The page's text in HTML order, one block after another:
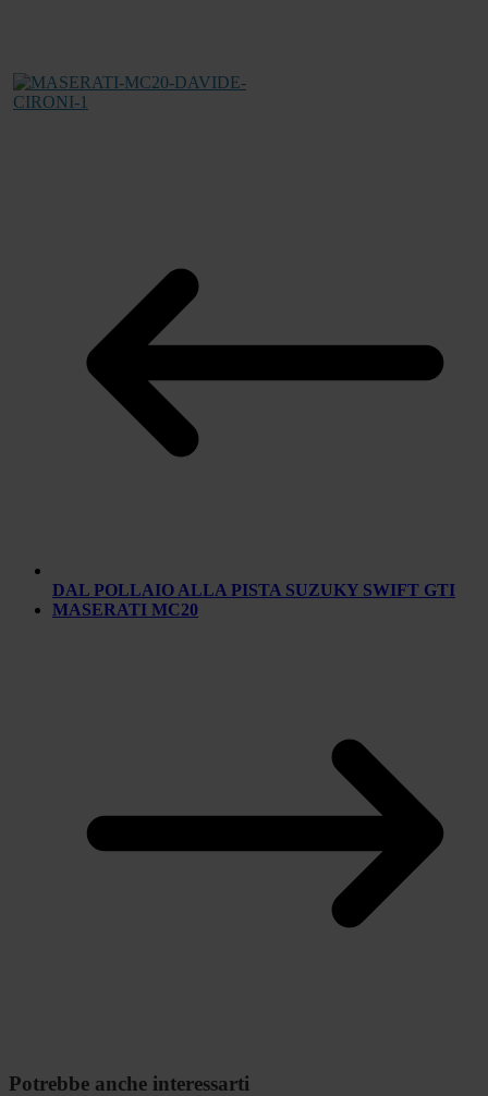
DAL POLLAIO ALLA PISTA SUZUKY SWIFT GTI
MASERATI MC20
Potrebbe anche interessarti